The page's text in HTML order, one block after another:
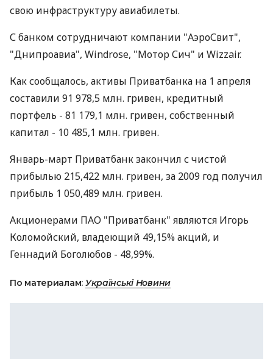
свою инфраструктуру авиабилеты.
С банком сотрудничают компании "АэроСвит",
"Днипроавиа", Windrose, "Мотор Сич" и Wizzair.
Как сообщалось, активы Приватбанка на 1 апреля
составили 91 978,5 млн. гривен, кредитный
портфель - 81 179,1 млн. гривен, собственный
капитал - 10 485,1 млн. гривен.
Январь-март Приватбанк закончил с чистой
прибылью 215,422 млн. гривен, за 2009 год получил
прибыль 1 050,489 млн. гривен.
Акционерами ПАО "Приватбанк" являются Игорь
Коломойский, владеющий 49,15% акций, и
Геннадий Боголюбов - 48,99%.
По материалам: Українські Новини